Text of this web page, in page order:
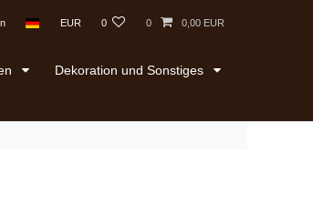
EUR 0 0 0,00 EUR
Dekoration und Sonstiges